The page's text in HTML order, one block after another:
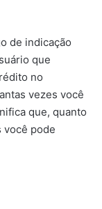
de indicação
que
no
vezes você
que, quanto
você pode